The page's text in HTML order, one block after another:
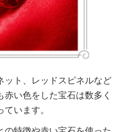
ット、レッドスピネルなど
い色をした宝石は数多く
います。